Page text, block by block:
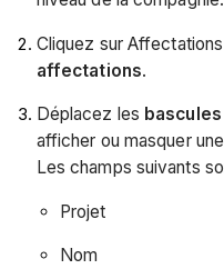
Cliquez sur
affectations.
Déplacez les bascules
afficher ou masquer
Les champs suivants
Projet
Nom